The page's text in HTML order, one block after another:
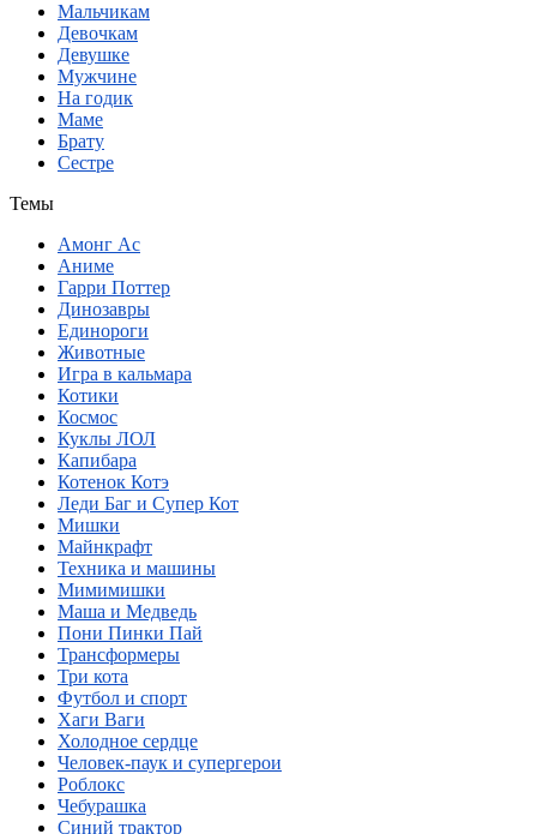
Мальчикам
Девочкам
Девушке
Мужчине
На годик
Маме
Брату
Сестре
Темы
Амонг Ас
Аниме
Гарри Поттер
Динозавры
Единороги
Животные
Игра в кальмара
Котики
Космос
Куклы ЛОЛ
Капибара
Котенок Котэ
Леди Баг и Супер Кот
Мишки
Майнкрафт
Техника и машины
Мимимишки
Маша и Медведь
Пони Пинки Пай
Трансформеры
Три кота
Футбол и спорт
Хаги Ваги
Холодное сердце
Человек-паук и супергерои
Роблокс
Чебурашка
Синий трактор